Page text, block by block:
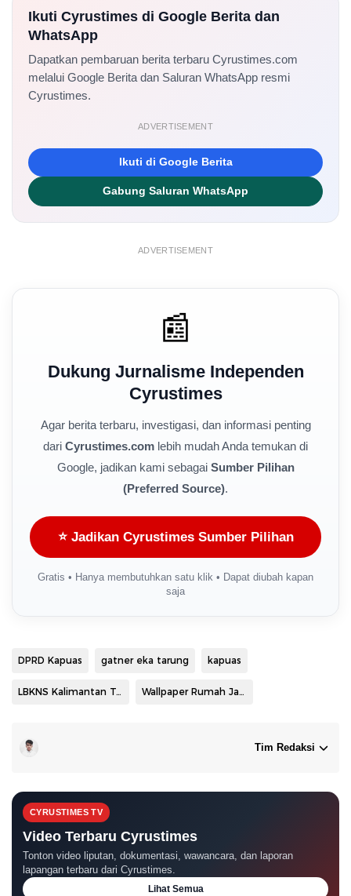
Ikuti Cyrustimes di Google Berita dan
WhatsApp
Dapatkan pembaruan berita terbaru Cyrustimes.com
melalui Google Berita dan Saluran WhatsApp resmi
Cyrustimes.
ADVERTISEMENT
Ikuti di Google Berita
Gabung Saluran WhatsApp
ADVERTISEMENT
📰
Dukung Jurnalisme Independen
Cyrustimes
Agar berita terbaru, investigasi, dan informasi penting
dari Cyrustimes.com lebih mudah Anda temukan di
Google, jadikan kami sebagai Sumber Pilihan
(Preferred Source).
⭐ Jadikan Cyrustimes Sumber Pilihan
Gratis • Hanya membutuhkan satu klik • Dapat diubah kapan
saja
DPRD Kapuas gatner eka tarung kapuas
LBKNS Kalimantan Tengah Wallpaper Rumah Jabatan
Tim Redaksi
CYRUSTIMES TV
Video Terbaru Cyrustimes
Tonton video liputan, dokumentasi, wawancara, dan laporan
lapangan terbaru dari Cyrustimes.
Lihat Semua